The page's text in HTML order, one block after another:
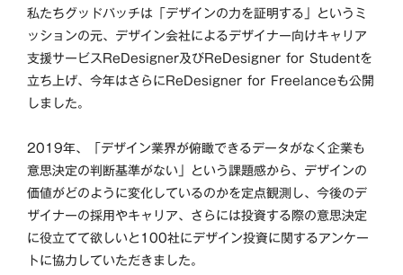
私たちグッドパッチは「デザインの力を証明する」というミ
ッションの元、デザイン会社によるデザイナー向けキャリア
支援サービスReDesigner及びReDesigner for Studentを
立ち上げ、今年はさらにReDesigner for Freelanceも公開
しました。
2019年、「デザイン業界が俯瞰できるデータがなく企業も
意思決定の判断基準がない」という課題感から、デザインの
価値がどのように変化しているのかを定点観測し、今後のデ
ザイナーの採用やキャリア、さらには投資する際の意思決定
に役立てて欲しいと100社にデザイン投資に関するアンケー
トに協力していただきました。